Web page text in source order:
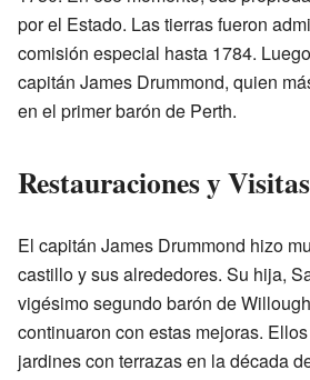
por el Estado. Las tierras fueron
comisión especial hasta 1784.
capitán James Drummond, quien
en el primer barón de Perth.
Restauraciones y
El capitán James Drummond hizo
castillo y sus alrededores. Su hija,
vigésimo segundo barón de
continuaron con estas mejoras.
jardines con terrazas en la década